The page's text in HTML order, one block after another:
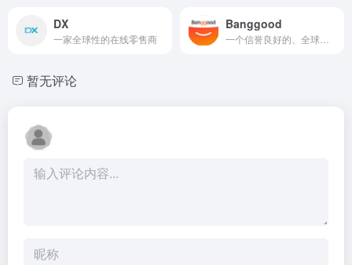
DX
一家全球性的在线零售商
Banggood
暂无评论